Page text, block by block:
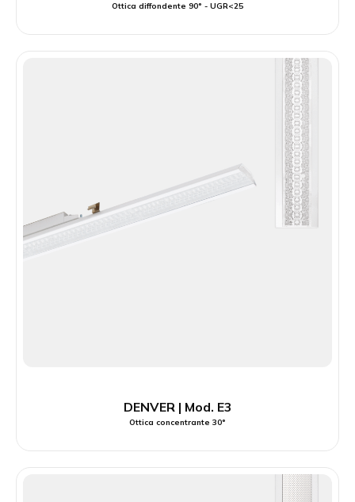
Ottica diffondente 90° - UGR<25
DENVER | Mod. E3
Ottica concentrante 30°